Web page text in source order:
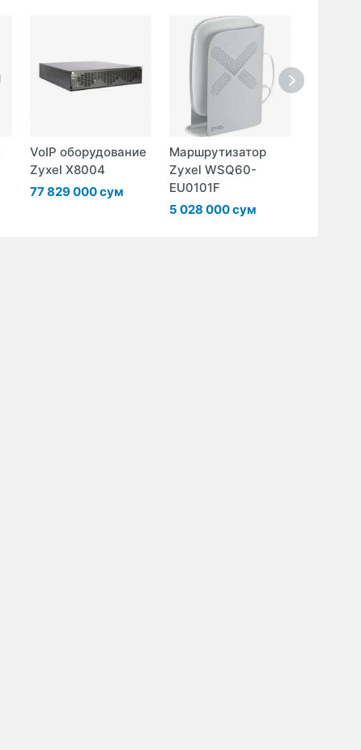
VoIP оборудование
Zyxel X8004
77 829 000 сум
Маршрутизатор
Zyxel WSQ60-
EU0101F
5 028 000 сум